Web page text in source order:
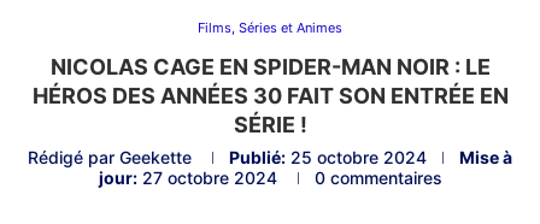
Films, Séries et Animes
NICOLAS CAGE EN SPIDER-MAN NOIR : LE
HÉROS DES ANNÉES 30 FAIT SON ENTRÉE EN
SÉRIE !
Rédigé par Geekette Publié: 25 octobre 2024
Mise à
jour: 27 octobre 2024 0 commentaires